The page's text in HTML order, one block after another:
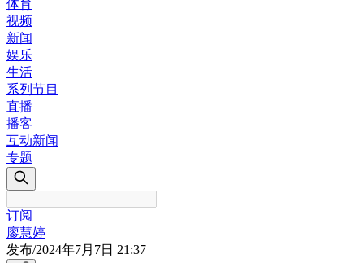
体育
视频
新闻
娱乐
生活
系列节目
直播
播客
互动新闻
专题
订阅
廖慧婷
发布/2024年7月7日 21:37